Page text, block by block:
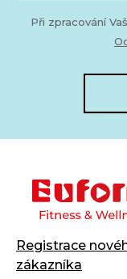
Při zpracování
Registrace
zákazníka